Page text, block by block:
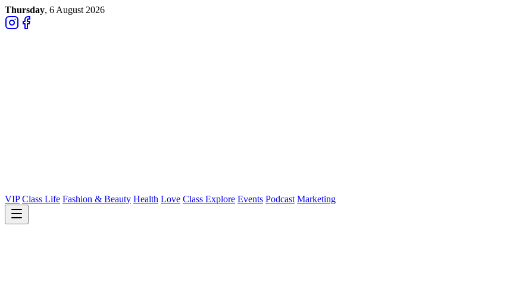
Thursday, 6 August 2026
VIP Class Life Fashion & Beauty Health Love Class Explore Events Podcast Marketing